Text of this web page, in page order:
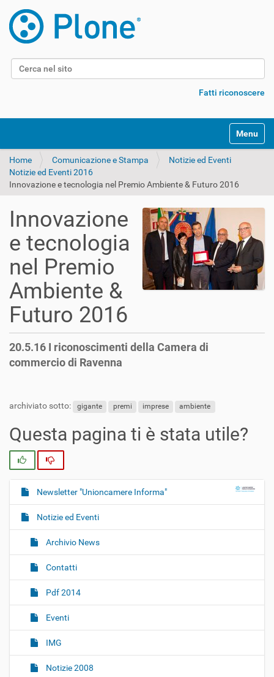
Cerca nel sito
Fatti riconoscere
Alterna
Home Comunicazione e Stampa
Notizie ed Eventi
Notizie ed Eventi 2016
Innovazione e tecnologia nel Premio Ambiente & Futuro 2016
Innovazione
e tecnologia
nel Premio
Ambiente &
Futuro 2016
20.5.16 I riconoscimenti della Camera di
commercio di Ravenna
archiviato sotto: gigante premi imprese ambiente
Questa pagina ti è stata utile?
N
a
v
g
i
n
Newsletter "Unioncamere Informa"
Notizie ed Eventi
Archivio News
Contatti
Pdf 2014
Eventi
IMG
Notizie 2008